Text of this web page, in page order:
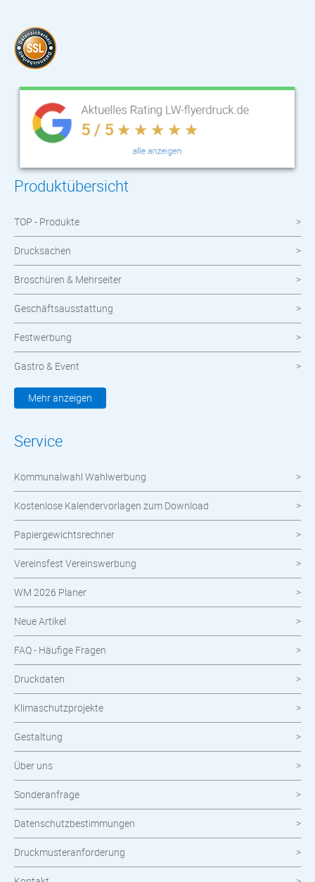
Produktübersicht
TOP - Produkte
Drucksachen
Broschüren & Mehrseiter
Geschäftsausstattung
Festwerbung
Gastro & Event
Kleidung & Textilien
meinOrt
Nachhaltige Produkte
Wahlen
Neuheiten im Shop
Mehr anzeigen
Service
Kommunalwahl Wahlwerbung
Kostenlose Kalendervorlagen zum Download
Papiergewichtsrechner
Vereinsfest Vereinswerbung
WM 2026 Planer
Neue Artikel
FAQ - Häufige Fragen
Druckdaten
Klimaschutzprojekte
Gestaltung
Über uns
Sonderanfrage
Datenschutzbestimmungen
Druckmusteranforderung